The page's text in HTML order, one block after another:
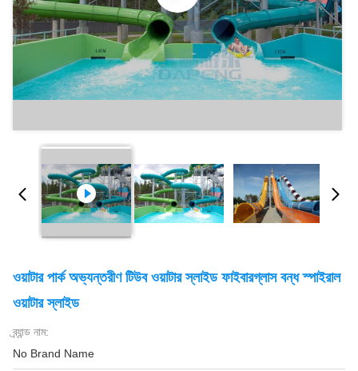
ওয়াটার পার্ক অভ্যন্তরীণ টিউব ওয়াটার স্লাইড ফাইবারগ্লাস বন্ধ স্পাইরাল
ওয়াটার স্লাইড
ব্র্যান্ড নাম:
No Brand Name